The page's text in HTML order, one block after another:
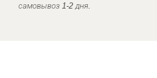
самовывоз 1-2 дня.